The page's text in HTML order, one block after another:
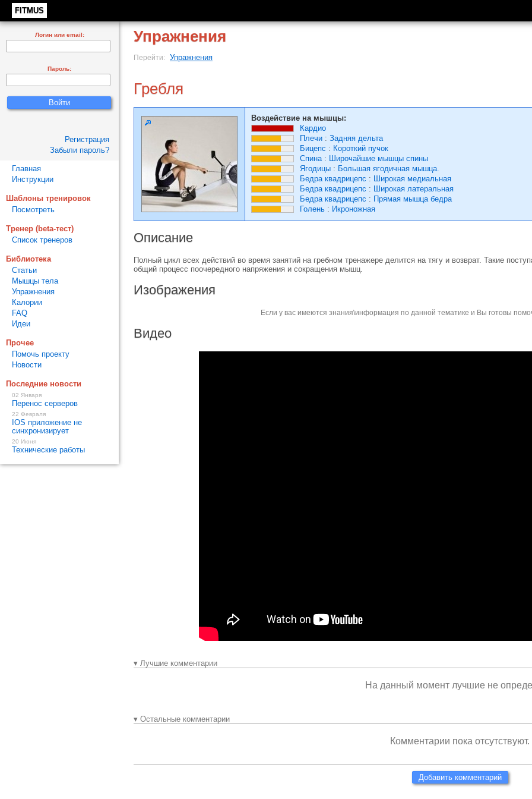
FITMUS
Упражнения
Перейти: Упражнения
Гребля
Воздействие на мышцы:
Кардио
Плечи : Задняя дельта
Бицепс : Короткий пучок
Спина: Широчайшие мышцы спины
Ягодицы : Большая ягодичная мышца.
Бедра квадрицепс : Широкая медиальная
Бедра квадрицепс : Широкая латеральная
Бедра квадрицепс : Прямая мышца бедра
Голень : Икроножная
Описание
Полный цикл всех действий во время занятий на гребном тренажере делится на тягу и возврат. Такие
общий процесс поочередного напряжения и сокращения мышц.
Изображения
Если у вас имеются знания\информация по данной тематике и Вы готовы
Видео
▾ Лучшие комментарии
На данный момент лучшие не
▾ Остальные комментарии
Комментарии пока отсутствуют.
Добавить комментарий
Логин или email:
Пароль:
Регистрация
Забыли пароль?
Главная
Инструкции
Шаблоны тренировок
Посмотреть
Тренер (beta-тест)
Список тренеров
Библиотека
Статьи
Мышцы тела
Упражнения
Калории
FAQ
Идеи
Прочее
Помочь проекту
Новости
Последние новости
02 Января
Перенос серверов
22 Февраля
IOS приложение не
синхронизирует
20 Июня
Технические работы